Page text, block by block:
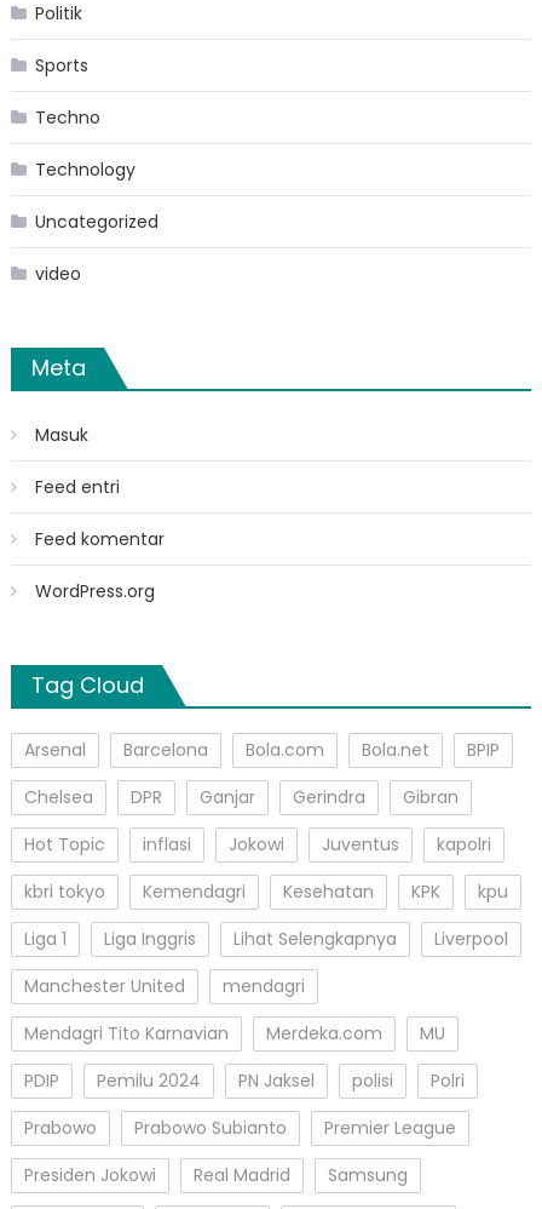
Politik
Sports
Techno
Technology
Uncategorized
video
Meta
Masuk
Feed entri
Feed komentar
WordPress.org
Tag Cloud
Arsenal Barcelona Bola.com Bola.net
BPIP
Chelsea
DPR Ganjar Gerindra
Gibran
Hot Topic
inflasi Jokowi Juventus
kapolri
kbri tokyo
Kemendagri Kesehatan KPK
kpu
Liga 1
Liga Inggris Lihat Selengkapnya
Liverpool
Manchester United
mendagri
Mendagri Tito Karnavian
Merdeka.com
MU
PDIP
Pemilu 2024 PN Jaksel polisi
Polri
Prabowo
Prabowo Subianto
Premier League
Presiden Jokowi
Real Madrid
Samsung